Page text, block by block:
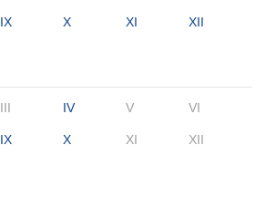
IX X XI XII
III IV V VI
IX X XI XII